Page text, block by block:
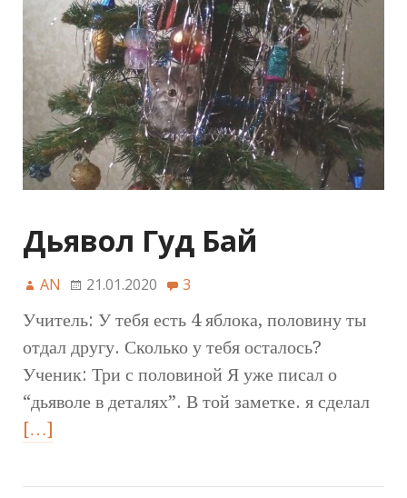
Дьявол Гуд Бай
AN 21.01.2020 3
Учитель: У тебя есть 4 яблока, половину ты
отдал другу. Сколько у тебя осталось?
Ученик: Три с половиной Я уже писал о
“дьяволе в деталях”. В той заметке. я сделал
[…]